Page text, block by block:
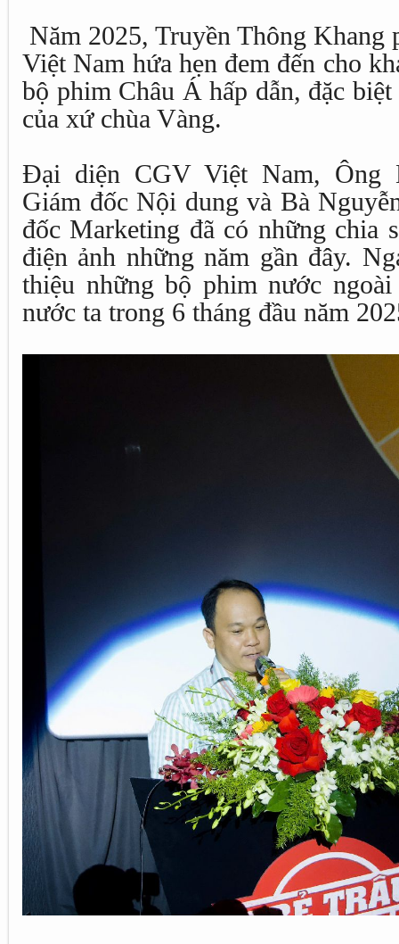
Năm 2025, Truyền Thông
Việt Nam hứa hẹn đem đến cho
bộ phim Châu Á hấp dẫn, đặc
của xứ chùa Vàng.
Đại diện CGV Việt Nam, Ông
Giám đốc Nội dung và Bà
đốc Marketing đã có những chia
điện ảnh những năm gần đây.
thiệu những bộ phim nước
nước ta trong 6 tháng đầu năm